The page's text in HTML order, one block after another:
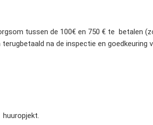
tussen de 100€ en 750 € te betalen
na de inspectie en